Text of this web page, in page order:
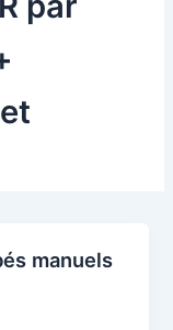
manuels